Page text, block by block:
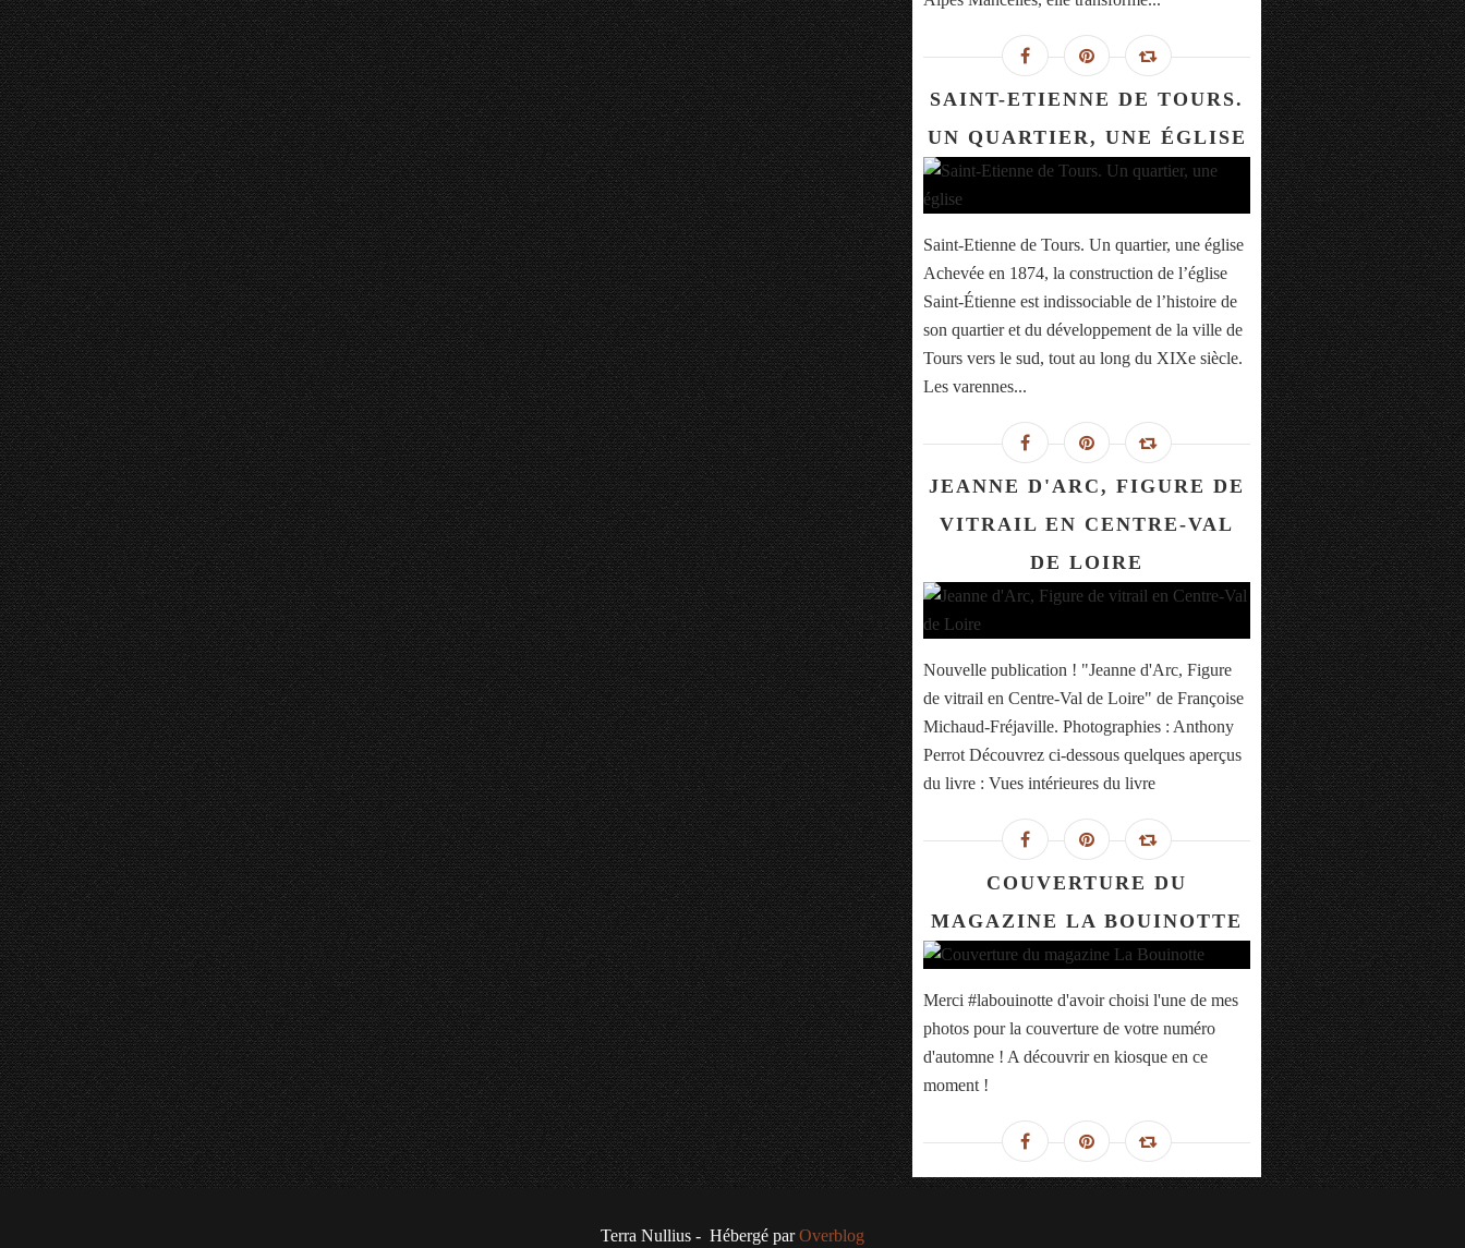
SAINT-ETIENNE DE TOURS.
UN QUARTIER, UNE ÉGLISE
Saint-Etienne de Tours. Un quartier, une église
Achevée en 1874, la construction de l’église
Saint-Étienne est indissociable de l’histoire de
son quartier et du développement de la ville de
Tours vers le sud, tout au long du XIXe siècle.
Les varennes...
JEANNE D'ARC, FIGURE DE
VITRAIL EN CENTRE-VAL
DE LOIRE
Nouvelle publication ! "Jeanne d'Arc, Figure
de vitrail en Centre-Val de Loire" de Françoise
Michaud-Fréjaville. Photographies : Anthony
Perrot Découvrez ci-dessous quelques aperçus
du livre : Vues intérieures du livre
COUVERTURE DU
MAGAZINE LA BOUINOTTE
Merci #labouinotte d'avoir choisi l'une de mes
photos pour la couverture de votre numéro
d'automne ! A découvrir en kiosque en ce
moment !
Terra Nullius - Hébergé parOverblog